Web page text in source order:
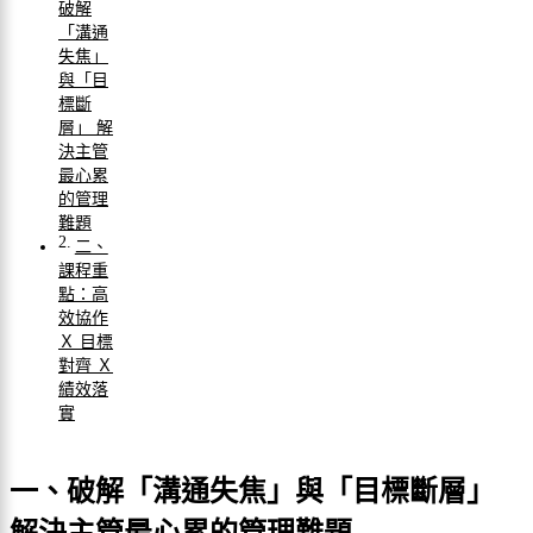
破解
「溝通
失焦」
與「目
標斷
層」 解
決主管
最心累
的管理
難題
二、
課程重
點：高
效協作
Ｘ 目標
對齊 Ｘ
績效落
實
一、破解「溝通失焦」與「目標斷層」